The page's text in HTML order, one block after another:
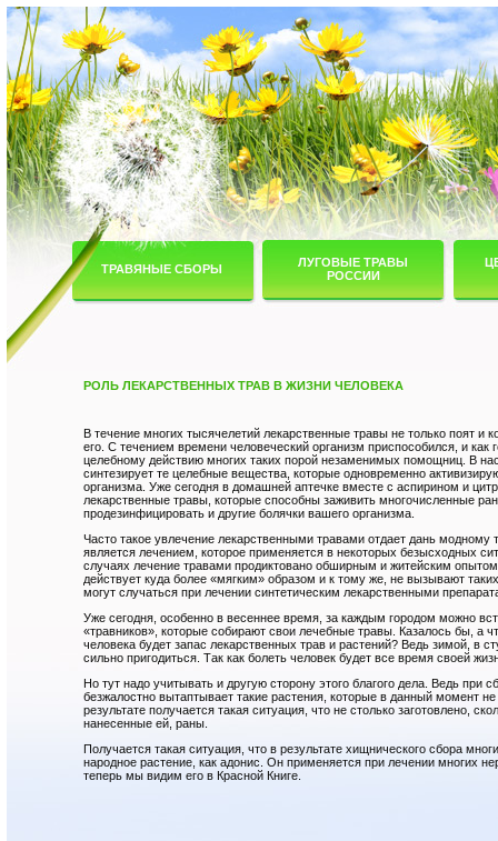
ТРАВЯНЫЕ СБОРЫ
ЛУГОВЫЕ ТРАВЫ
РОССИИ
РОЛЬ ЛЕКАРСТВЕННЫХ ТРАВ В ЖИЗНИ ЧЕЛОВЕКА
В течение многих тысячелетий лекарственные травы не только поят и
его. C течением времени человеческий организм приспособился, и как
целебному действию многих таких порой незаменимых помощниц. В
синтезирует те целебные вещества, которые одновременно
организма. Уже сегодня в домашней аптечке вместе с аспирином и
лекарственные травы, которые способны заживить многочисленные
продезинфицировать и другие болячки вашего организма.
Часто такое увлечение лекарственными травами отдает дань
является лечением, которое применяется в некоторых безысходных
случаях лечение травами продиктовано обширным и житейским
действует куда более «мягким» образом и к тому же, не вызывают
могут случаться при лечении синтетическим лекарственными
Уже сегодня, особенно в весеннее время, за каждым городом можно
«травников», которые собирают свои лечебные травы. Казалось бы, а
человека будет запас лекарственных трав и растений? Ведь зимой, в
сильно пригодиться. Так как болеть человек будет все время своей
Но тут надо учитывать и другую сторону этого благого дела. Ведь
безжалостно вытаптывает такие растения, которые в данный момент
результате получается такая ситуация, что не столько заготовлено,
нанесенные ей, раны.
Получается такая ситуация, что в результате хищнического сбора
народное растение, как адонис. Он применяется при лечении многих
теперь мы видим его в Красной Книге.